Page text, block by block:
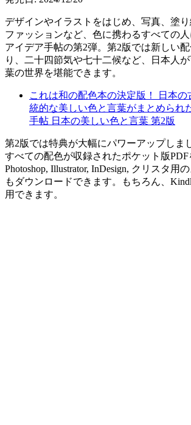
デザインやイラストをはじめ、写真、塗り
ファッションなど、色に携わるすべての
アイデア手帖の第2弾。第2版では新しい
り、二十四節気や七十二候など、日本人
葉の世界を堪能できます。
これは和の配色本の決定版！ 日本
統的な美しい色と言葉がまとめられ
手帖 日本の美しい色と言葉 第2版
第2版では特典が大幅にパワーアップしま
すべての配色が収録されたポケット版PDF
Photoshop, Illustrator, InDesign, クリスタ用
もダウンロードできます。もちろん、
用できます。